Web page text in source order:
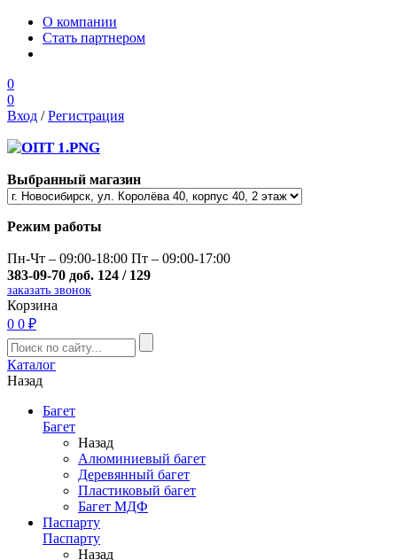
О компании
Стать партнером
0
0
Вход /Регистрация
Выбранный магазин
Режим работы
Пн-Чт – 09:00-18:00 Пт – 09:00-17:00
383-09-70 доб. 124 / 129
заказать звонок
Корзина
0 0 ₽
Каталог
Назад
Багет
Багет
Назад
Алюминиевый багет
Деревянный багет
Пластиковый багет
Багет МДФ
Паспарту
Паспарту
Назад